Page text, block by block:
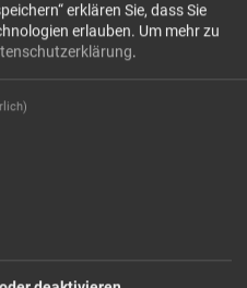
FAQs
erklären Sie, dass Sie
erlauben. Um mehr zu
.